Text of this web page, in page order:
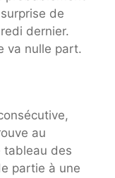
de
dernier.
va nulle part.
au
tableau des
partie à une